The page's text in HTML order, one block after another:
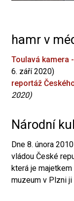
hamr v
Toulavá kamera
6. září 2020)
reportáž
2020)
Národní
Dne 8. února
vládou České
která je
muzeum v Plzni ji